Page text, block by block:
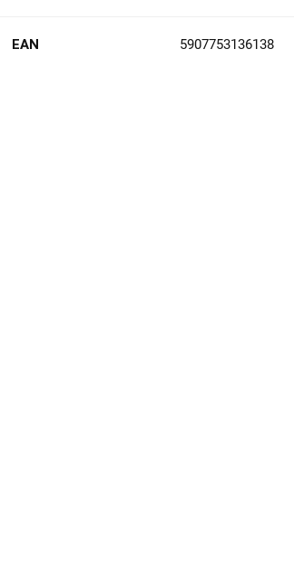
EAN 5907753136138